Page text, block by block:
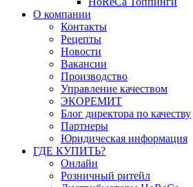
О компании
Контакты
Рецепты
Новости
Вакансии
Производство
Управление качеством
ЭКОРЕМИТ
Блог директора по качеству
Партнеры
Юридическая информация
ГДЕ КУПИТЬ?
Онлайн
Розничный ритейл